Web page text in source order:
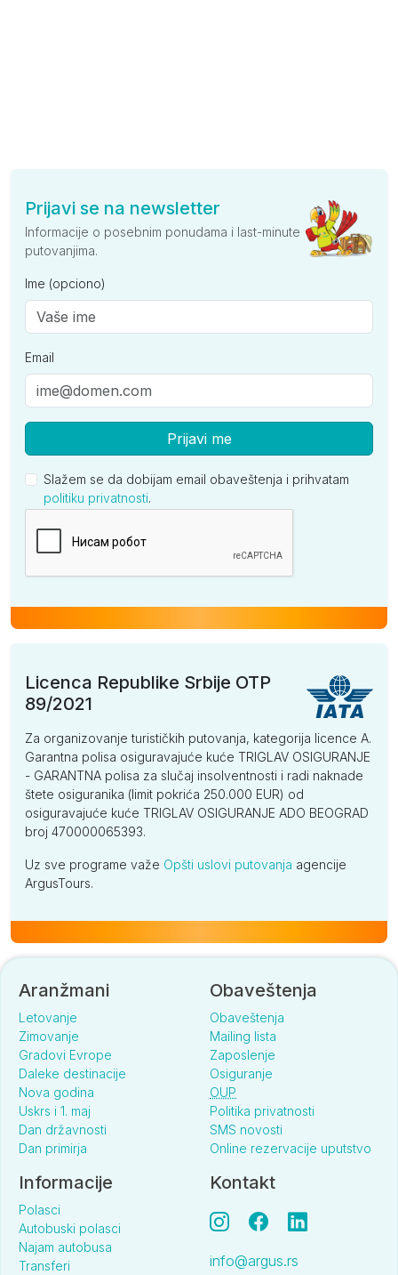
Prijavi se na newsletter
Informacije o posebnim ponudama i last-minute
putovanjima.
Ime (opciono)
Email
Prijavi me
Slažem se da dobijam email obaveštenja i prihvatam
politiku privatnosti.
Licenca Republike Srbije OTP
89/2021
Za organizovanje turističkih putovanja, kategorija licence A.
Garantna polisa osiguravajuće kuće TRIGLAV OSIGURANJE
- GARANTNA polisa za slučaj insolventnosti i radi naknade
štete osiguranika (limit pokrića 250.000 EUR) od
osiguravajuće kuće TRIGLAV OSIGURANJE ADO BEOGRAD
broj 470000065393.
Uz sve programe važe Opšti uslovi putovanja agencije
ArgusTours.
Aranžmani
Letovanje
Zimovanje
Gradovi Evrope
Daleke destinacije
Nova godina
Uskrs i 1. maj
Dan državnosti
Dan primirja
Obaveštenja
Obaveštenja
Mailing lista
Zaposlenje
Osiguranje
OUP
Politika privatnosti
SMS novosti
Online rezervacije uputstvo
Informacije
Polasci
Autobuski polasci
Najam autobusa
Transferi
Kontakt
info@argus.rs